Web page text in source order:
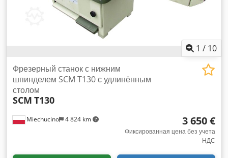
1 / 10
Miechucino 4 824 km
Фрезерный станок с нижним
шпинделем SCM T130 с удлинённым
столом
SCM T130
3 650 €
Фиксированная цена без учета
НДС